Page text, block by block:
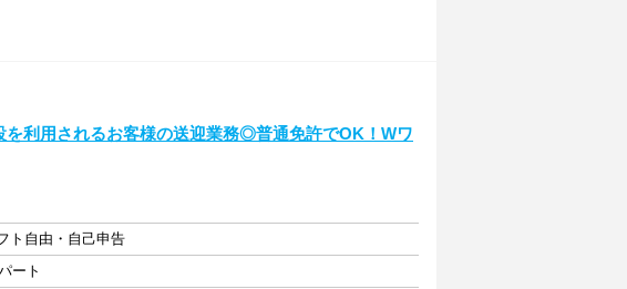
を利用されるお客様の送迎業務◎普通免許でOK！Wワ
ト自由・自己申告
ート